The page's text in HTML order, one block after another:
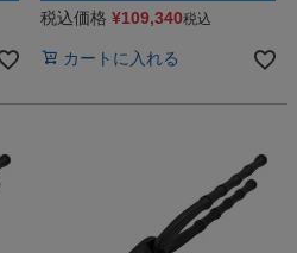
税込価格 ¥109,340税込
カートに入れる